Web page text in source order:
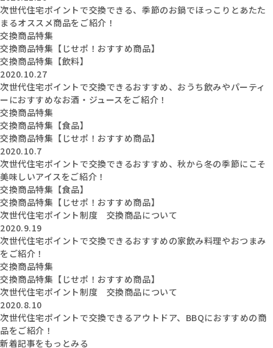
次世代住宅ポイントで交換できる、季節のお鍋でほっこりとあたた
まるオススメ商品をご紹介！
交換商品特集
交換商品特集【じせポ！おすすめ商品】
交換商品特集【飲料】
2020.10.27
次世代住宅ポイントで交換できるおすすめ、おうち飲みやパーティ
ーにおすすめなお酒・ジュースをご紹介！
交換商品特集
交換商品特集【食品】
交換商品特集【じせポ！おすすめ商品】
2020.10.7
次世代住宅ポイントで交換できるおすすめ、秋から冬の季節にこそ
美味しいアイスをご紹介！
交換商品特集【食品】
交換商品特集【じせポ！おすすめ商品】
次世代住宅ポイント制度 交換商品について
2020.9.19
次世代住宅ポイントで交換できるおすすめの家飲み料理やおつまみ
をご紹介！
交換商品特集
交換商品特集【じせポ！おすすめ商品】
次世代住宅ポイント制度 交換商品について
2020.8.10
次世代住宅ポイントで交換できるアウトドア、BBQにおすすめの商
品をご紹介！
新着記事をもっとみる